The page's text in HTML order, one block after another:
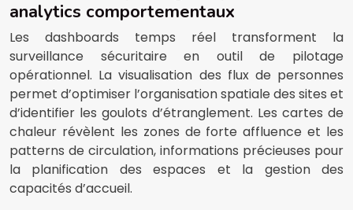
analytics comportementaux
Les dashboards temps réel transforment la
surveillance sécuritaire en outil de pilotage
opérationnel. La visualisation des flux de personnes
permet d’optimiser l’organisation spatiale des sites et
d’identifier les goulots d’étranglement. Les cartes de
chaleur révèlent les zones de forte affluence et les
patterns de circulation, informations précieuses pour
la planification des espaces et la gestion des
capacités d’accueil.